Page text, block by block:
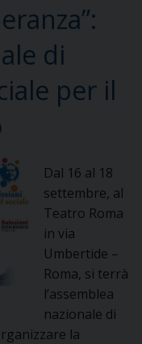
di
per il
Dal 16 al 18
settembre, al
Teatro Roma
in via
Umbertide –
Roma, si terrà
l’assemblea
nazionale di
la